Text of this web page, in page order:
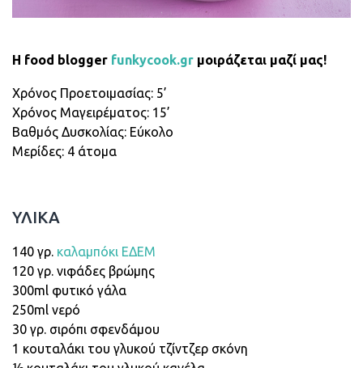
Η food blogger funkycook.gr μοιράζεται μαζί μας!
Χρόνος Προετοιμασίας: 5’
Xρόνος Μαγειρέματος: 15’
Βαθμός Δυσκολίας: Εύκολο
Μερίδες: 4 άτομα
ΥΛΙΚΑ
140 γρ. καλαμπόκι ΕΔΕΜ
120 γρ. νιφάδες βρώμης
300ml φυτικό γάλα
250ml νερό
30 γρ. σιρόπι σφενδάμου
1 κουταλάκι του γλυκού τζίντζερ σκόνη